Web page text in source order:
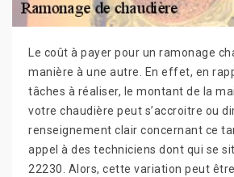
Le coût à payer pour un ramonage
manière à une autre. En effet, en
tâches à réaliser, le montant de la
votre chaudière peut s’accroitre ou
renseignement clair concernant ce
appel à des techniciens dont qui se
22230. Alors, cette variation peut